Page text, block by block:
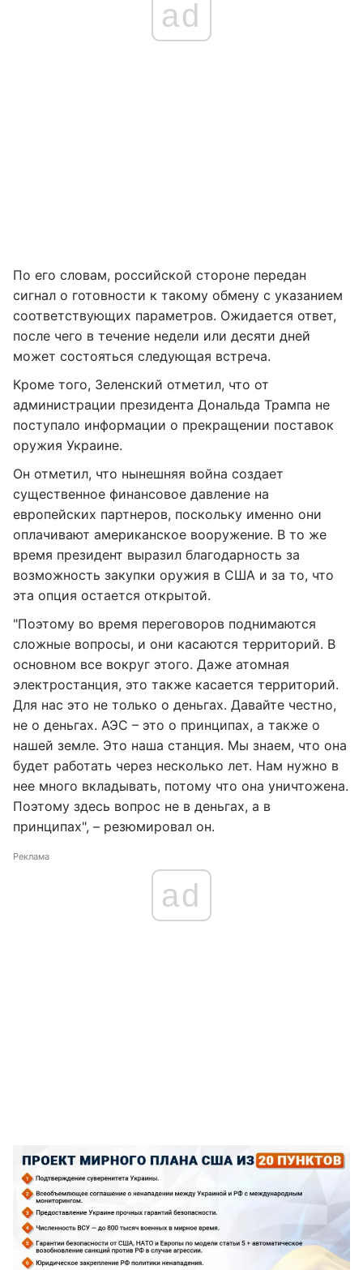
ad
По его словам, российской стороне передан
сигнал о готовности к такому обмену с указанием
соответствующих параметров. Ожидается ответ,
после чего в течение недели или десяти дней
может состояться следующая встреча.
Кроме того, Зеленский отметил, что от
администрации президента Дональда Трампа не
поступало информации о прекращении поставок
оружия Украине.
Он отметил, что нынешняя война создает
существенное финансовое давление на
европейских партнеров, поскольку именно они
оплачивают американское вооружение. В то же
время президент выразил благодарность за
возможность закупки оружия в США и за то, что
эта опция остается открытой.
"Поэтому во время переговоров поднимаются
сложные вопросы, и они касаются территорий. В
основном все вокруг этого. Даже атомная
электростанция, это также касается территорий.
Для нас это не только о деньгах. Давайте честно,
не о деньгах. АЭС – это о принципах, а также о
нашей земле. Это наша станция. Мы знаем, что она
будет работать через несколько лет. Нам нужно в
нее много вкладывать, потому что она уничтожена.
Поэтому здесь вопрос не в деньгах, а в
принципах", – резюмировал он.
Реклама
ad